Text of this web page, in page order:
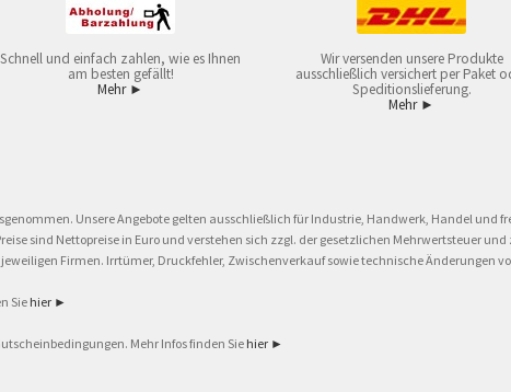
Schnell und einfach zahlen, wie es Ihnen
am besten gefällt!
Mehr ►
Wir versenden unsere Produkte
ausschließlich versichert per Paket
Speditionslieferung.
Mehr ►
Unsere Angebote gelten ausschließlich für Industrie, Handwerk, Handel und
sind Nettopreise in Euro und verstehen sich zzgl. der gesetzlichen Mehrwertsteuer
Firmen. Irrtümer, Druckfehler, Zwischenverkauf sowie technische Änderungen
Sie hier ►
Mehr Infos finden Sie hier ►